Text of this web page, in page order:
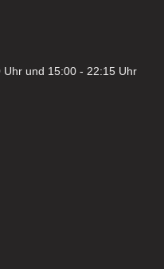
Uhr und 15:00 - 22:15 Uhr